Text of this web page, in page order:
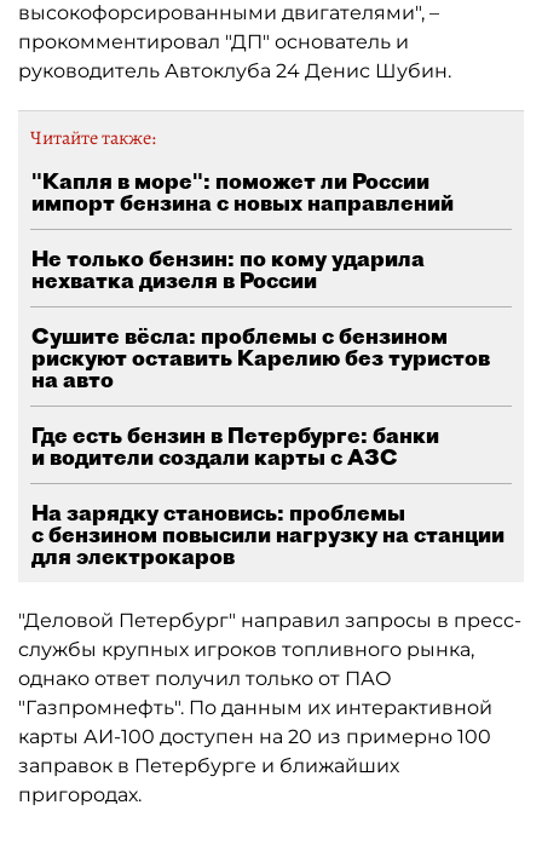
высокофорсированными двигателями", –
прокомментировал "ДП" основатель и
руководитель Автоклуба 24 Денис Шубин.
Читайте также:
"Капля в море": поможет ли России
импорт бензина с новых направлений
Не только бензин: по кому ударила
нехватка дизеля в России
Сушите вёсла: проблемы с бензином
рискуют оставить Карелию без туристов
на авто
Где есть бензин в Петербурге: банки
и водители создали карты с АЗС
На зарядку становись: проблемы
с бензином повысили нагрузку на станции
для электрокаров
"Деловой Петербург" направил запросы в пресс-
службы крупных игроков топливного рынка,
однако ответ получил только от ПАО
"Газпромнефть". По данным их интерактивной
карты АИ-100 доступен на 20 из примерно 100
заправок в Петербурге и ближайших
пригородах.